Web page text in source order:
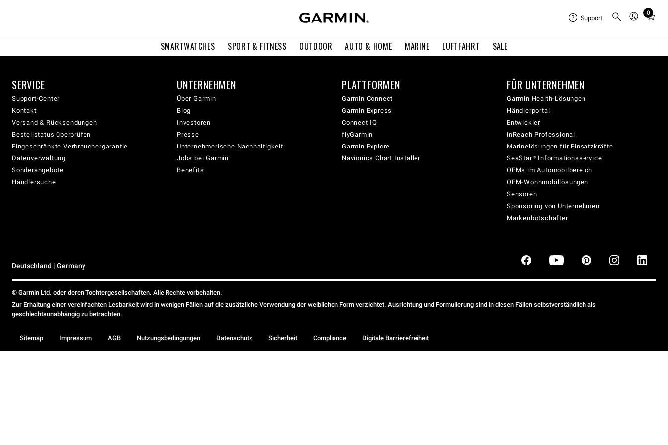
SMARTWATCHES SPORT & FITNESS OUTDOOR AUTO & HOME MARINE LUFTFAHRT SALE
Support
0
Total
cart:
SERVICE
Support-Center
Kontakt
Versand & Rücksendungen
Bestellstatus überprüfen
Eingeschränkte Verbrauchergarantie
Datenverwaltung
Sonderangebote
Händlersuche
UNTERNEHMEN
Über Garmin
Blog
Investoren
Presse
Unternehmerische Nachhaltigkeit
Jobs bei Garmin
Benefits
PLATTFORMEN
Garmin Connect
Garmin Express
Connect IQ
flyGarmin
Garmin Explore
Navionics Chart Installer
FÜR UNTERNEHMEN
Garmin Health-Lösungen
Händlerportal
Entwickler
inReach Professional
Marinelösungen für Einsatzkräfte
SeaStar® Informationsservice
OEMs im Automobilbereich
OEM-Wohnmobillösungen
Sensoren
Sponsoring von Unternehmen
Markenbotschafter
Deutschland | Germany
© Garmin Ltd. oder deren Tochtergesellschaften. Alle Rechte vorbehalten.
Zur Erhaltung einer vereinfachten Lesbarkeit wird in wenigen Fällen auf die zusätzliche Verwendung der weiblichen Form verzichtet. Ausrichtung und Formulierung sind in diesen Fällen selbstverständlich als
geschlechtsunabhängig zu betrachten.
Sitemap Impressum AGB Nutzungsbedingungen Datenschutz Sicherheit Compliance Digitale Barrierefreiheit